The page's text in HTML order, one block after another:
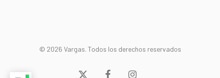
© 2026 Vargas. Todos los derechos reservados
x- facebookinstagram